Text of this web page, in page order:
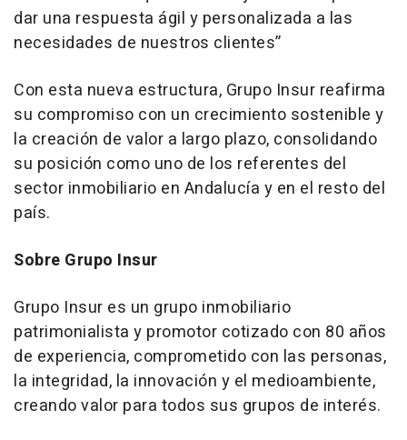
dar una respuesta ágil y personalizada a las
necesidades de nuestros clientes”
Con esta nueva estructura, Grupo Insur reafirma
su compromiso con un crecimiento sostenible y
la creación de valor a largo plazo, consolidando
su posición como uno de los referentes del
sector inmobiliario en Andalucía y en el resto del
país.
Sobre Grupo Insur
Grupo Insur es un grupo inmobiliario
patrimonialista y promotor cotizado con 80 años
de experiencia, comprometido con las personas,
la integridad, la innovación y el medioambiente,
creando valor para todos sus grupos de interés.